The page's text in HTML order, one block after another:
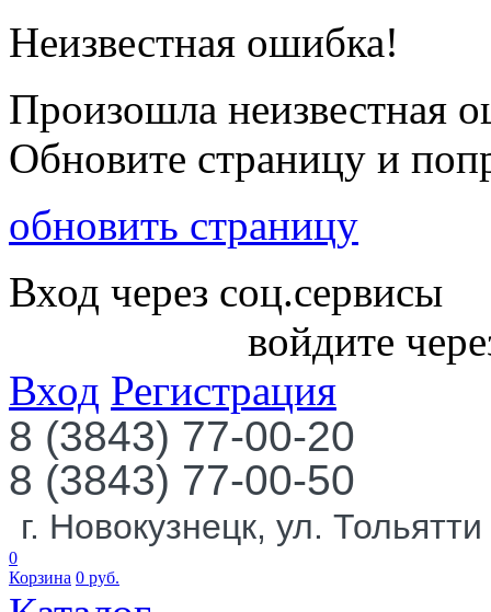
Неизвестная ошибка!
Произошла неизвестная
Обновите страницу и
обновить страницу
Вход через соц.сервисы
войдите
Вход Регистрация
8 (3843) 77-00-20
8 (3843) 77-00-50
г. Новокузнецк, ул.
0
Корзина 0 руб.